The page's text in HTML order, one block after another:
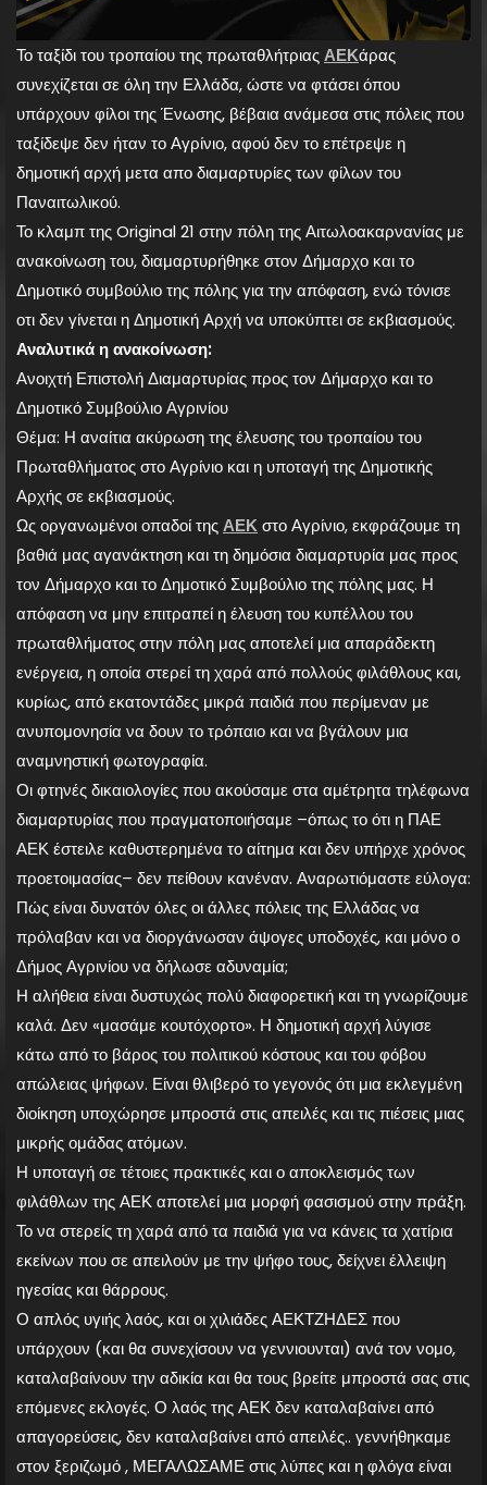
Το ταξίδι του τροπαίου της πρωταθλήτριαςΑΕΚάρας
συνεχίζεται σε όλη την Ελλάδα, ώστε να φτάσει όπου
υπάρχουν φίλοι της Ένωσης, βέβαια ανάμεσα στις πόλεις που
ταξίδεψε δεν ήταν το Αγρίνιο, αφού δεν το επέτρεψε η
δημοτική αρχή μετα απο διαμαρτυρίες των φίλων του
Παναιτωλικού.
Το κλαμπ της Original 21 στην πόλη της Αιτωλοακαρνανίας με
ανακοίνωση του, διαμαρτυρήθηκε στον Δήμαρχο και το
Δημοτικό συμβούλιο της πόλης για την απόφαση, ενώ τόνισε
οτι δεν γίνεται η Δημοτική Αρχή να υποκύπτει σε εκβιασμούς.
Αναλυτικά η ανακοίνωση:
Ανοιχτή Επιστολή Διαμαρτυρίας προς τον Δήμαρχο και το
Δημοτικό Συμβούλιο Αγρινίου
Θέμα: Η αναίτια ακύρωση της έλευσης του τροπαίου του
Πρωταθλήματος στο Αγρίνιο και η υποταγή της Δημοτικής
Αρχής σε εκβιασμούς.
Ως οργανωμένοι οπαδοί τηςΑΕΚστο Αγρίνιο, εκφράζουμε τη
βαθιά μας αγανάκτηση και τη δημόσια διαμαρτυρία μας προς
τον Δήμαρχο και το Δημοτικό Συμβούλιο της πόλης μας. Η
απόφαση να μην επιτραπεί η έλευση του κυπέλλου του
πρωταθλήματος στην πόλη μας αποτελεί μια απαράδεκτη
ενέργεια, η οποία στερεί τη χαρά από πολλούς φιλάθλους και,
κυρίως, από εκατοντάδες μικρά παιδιά που περίμεναν με
ανυπομονησία να δουν το τρόπαιο και να βγάλουν μια
αναμνηστική φωτογραφία.
Οι φτηνές δικαιολογίες που ακούσαμε στα αμέτρητα τηλέφωνα
διαμαρτυρίας που πραγματοποιήσαμε –όπως το ότι η ΠΑΕ
ΑΕΚ έστειλε καθυστερημένα το αίτημα και δεν υπήρχε χρόνος
προετοιμασίας– δεν πείθουν κανέναν. Αναρωτιόμαστε εύλογα:
Πώς είναι δυνατόν όλες οι άλλες πόλεις της Ελλάδας να
πρόλαβαν και να διοργάνωσαν άψογες υποδοχές, και μόνο ο
Δήμος Αγρινίου να δήλωσε αδυναμία;
Η αλήθεια είναι δυστυχώς πολύ διαφορετική και τη γνωρίζουμε
καλά. Δεν «μασάμε κουτόχορτο». Η δημοτική αρχή λύγισε
κάτω από το βάρος του πολιτικού κόστους και του φόβου
απώλειας ψήφων. Είναι θλιβερό το γεγονός ότι μια εκλεγμένη
διοίκηση υποχώρησε μπροστά στις απειλές και τις πιέσεις μιας
μικρής ομάδας ατόμων.
Η υποταγή σε τέτοιες πρακτικές και ο αποκλεισμός των
φιλάθλων της ΑΕΚ αποτελεί μια μορφή φασισμού στην πράξη.
Το να στερείς τη χαρά από τα παιδιά για να κάνεις τα χατίρια
εκείνων που σε απειλούν με την ψήφο τους, δείχνει έλλειψη
ηγεσίας και θάρρους.
Ο απλός υγιής λαός, και οι χιλιάδες ΑΕΚΤΖΗΔΕΣ που
υπάρχουν (και θα συνεχίσουν να γεννιουνται) ανά τον νομο,
καταλαβαίνουν την αδικία και θα τους βρείτε μπροστά σας στις
επόμενες εκλογές. Ο λαός της ΑΕΚ δεν καταλαβαίνει από
απαγορεύσεις, δεν καταλαβαίνει από απειλές.. γεννήθηκαμε
στον ξεριζωμό , ΜΕΓΑΛΩΣΑΜΕ στις λύπες και η φλόγα είναι